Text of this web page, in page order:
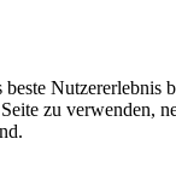
Nutzererlebnis
zu verwenden,